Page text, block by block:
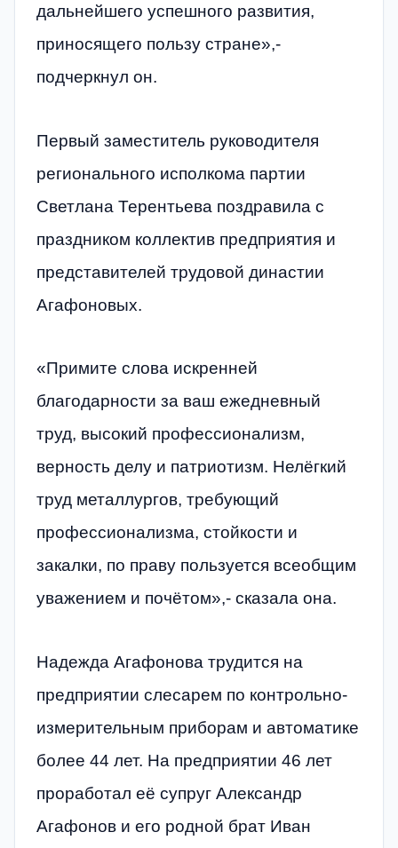
дальнейшего успешного развития,
приносящего пользу стране»,-
подчеркнул он.
Первый заместитель руководителя
регионального исполкома партии
Светлана Терентьева поздравила с
праздником коллектив предприятия и
представителей трудовой династии
Агафоновых.
«Примите слова искренней
благодарности за ваш ежедневный
труд, высокий профессионализм,
верность делу и патриотизм. Нелёгкий
труд металлургов, требующий
профессионализма, стойкости и
закалки, по праву пользуется всеобщим
уважением и почётом»,- сказала она.
Надежда Агафонова трудится на
предприятии слесарем по контрольно-
измерительным приборам и автоматике
более 44 лет. На предприятии 46 лет
проработал её супруг Александр
Агафонов и его родной брат Иван